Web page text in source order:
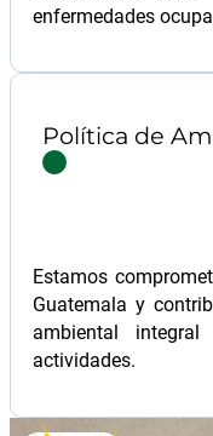
enfermedades
Política de
Estamos
Guatemala y
ambiental
actividades.